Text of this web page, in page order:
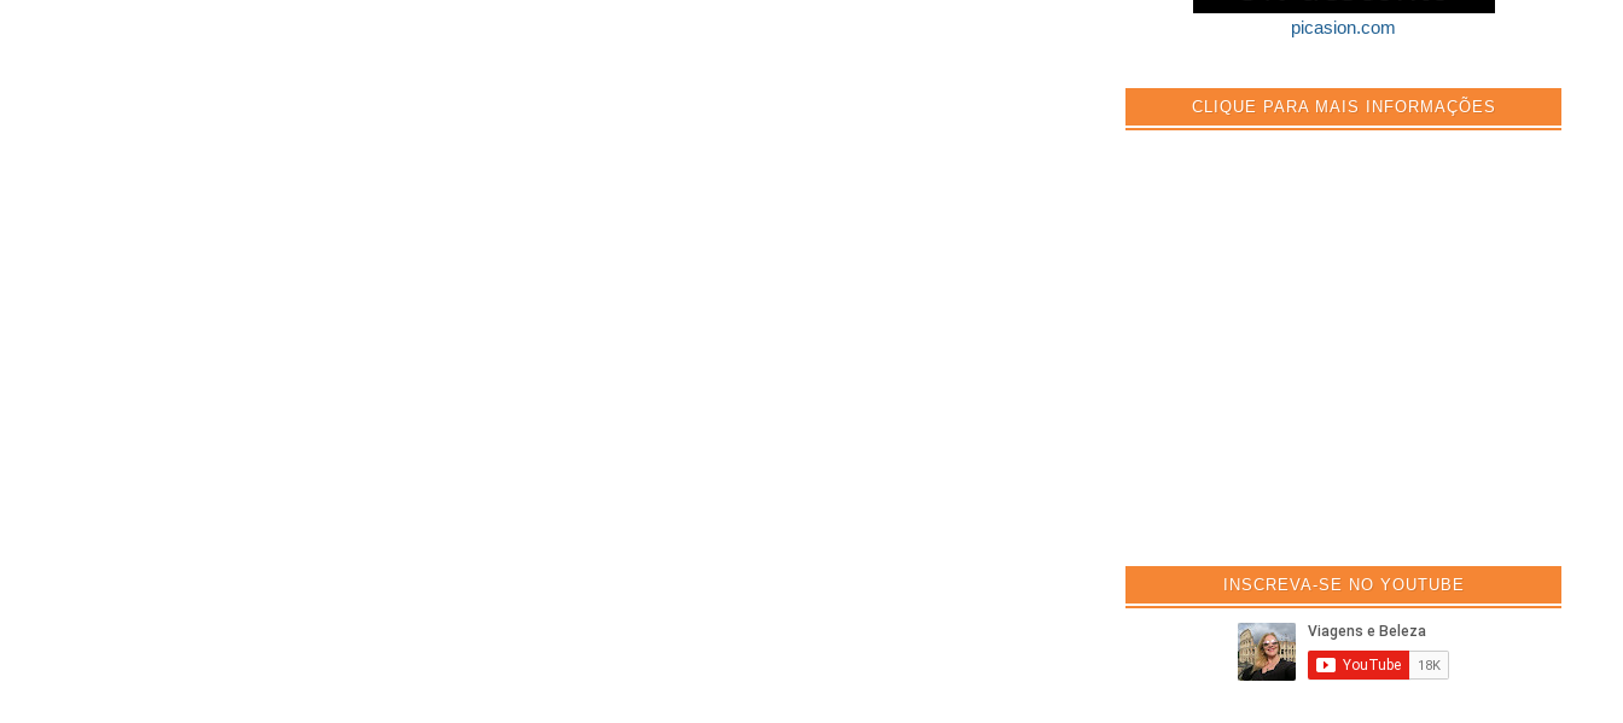
picasion.com
CLIQUE PARA MAIS INFORMAÇÕES
INSCREVA-SE NO YOUTUBE